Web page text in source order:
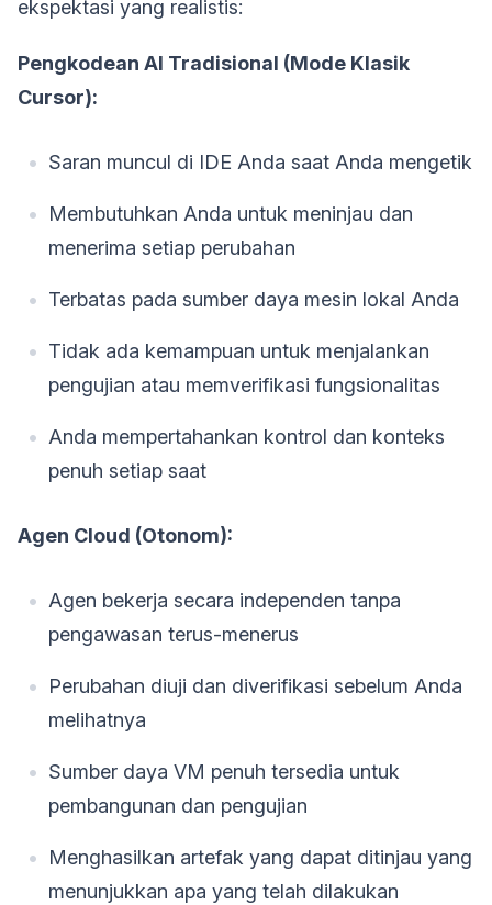
ekspektasi yang realistis:
Pengkodean AI Tradisional (Mode Klasik
Cursor):
Saran muncul di IDE Anda saat Anda mengetik
Membutuhkan Anda untuk meninjau dan
menerima setiap perubahan
Terbatas pada sumber daya mesin lokal Anda
Tidak ada kemampuan untuk menjalankan
pengujian atau memverifikasi fungsionalitas
Anda mempertahankan kontrol dan konteks
penuh setiap saat
Agen Cloud (Otonom):
Agen bekerja secara independen tanpa
pengawasan terus-menerus
Perubahan diuji dan diverifikasi sebelum Anda
melihatnya
Sumber daya VM penuh tersedia untuk
pembangunan dan pengujian
Menghasilkan artefak yang dapat ditinjau yang
menunjukkan apa yang telah dilakukan